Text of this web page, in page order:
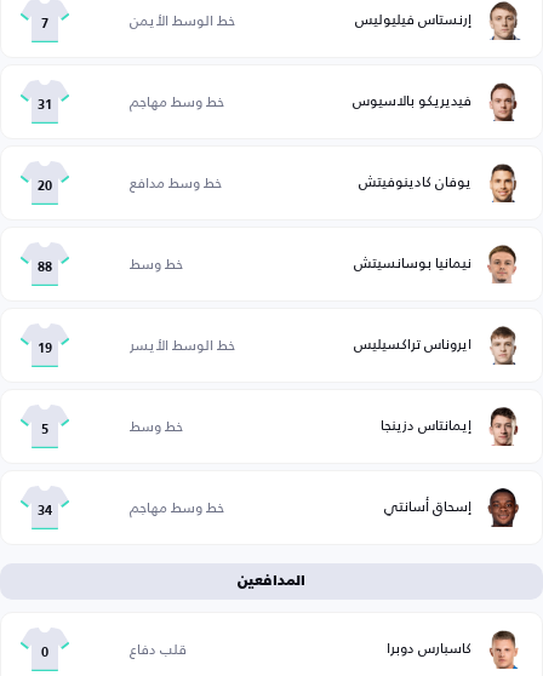
إرنستاس فيليوليس خط الوسط الأيمن 7
فيديريكو بالاسيوس خط وسط مهاجم 31
يوفان كادينوفيتش خط وسط مدافع 20
نيمانيا بوسانسيتش خط وسط 88
ايروناس تراكسيليس خط الوسط الأيسر 19
إيمانتاس دزينجا خط وسط 5
إسحاق أسانتي خط وسط مهاجم 34
المدافعين
كاسبارس دوبرا قلب دفاع 0